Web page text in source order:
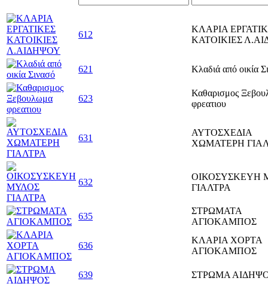
612
ΚΛΑΡΙΑ
ΚΑΤΟΙΚΙΕΣ
621 Κλαδιά από οικία
623
Καθαρισμος
φρεατιου
631
ΑΥΤΟΣΧΕΔΙΑ
ΧΩΜΑΤΕΡΗ
632
ΟΙΚΟΣΥΣΚΕΥΗ
ΓΙΑΛΤΡΑ
635
ΣΤΡΩΜΑΤΑ
ΑΓΙΟΚΑΜΠΟΣ
636
ΚΛΑΡΙΑ ΧΟΡΤΑ
ΑΓΙΟΚΑΜΠΟΣ
639 ΣΤΡΩΜΑ